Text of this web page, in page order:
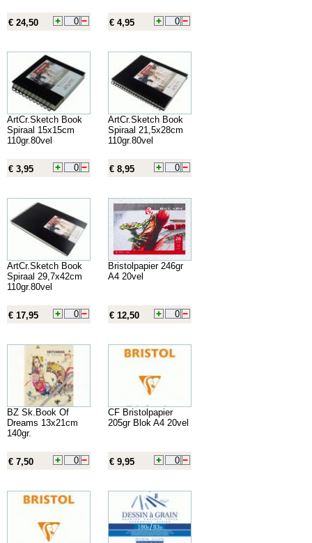
€ 24,50 € 4,95
ArtCr.Sketch Book
Spiraal 15x15cm
110gr.80vel
€ 3,95
ArtCr.Sketch Book
Spiraal 21,5x28cm
110gr.80vel
€ 8,95
ArtCr.Sketch Book
Spiraal 29,7x42cm
110gr.80vel
€ 17,95
Bristolpapier 246gr
A4 20vel
€ 12,50
BZ Sk.Book Of
Dreams 13x21cm
140gr.
€ 7,50
CF Bristolpapier
205gr Blok A4 20vel
€ 9,95